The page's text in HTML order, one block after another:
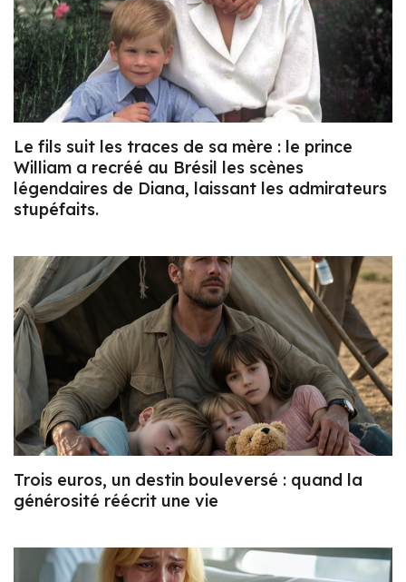
Le fils suit les traces de sa mère : le prince
William a recréé au Brésil les scènes
légendaires de Diana, laissant les admirateurs
stupéfaits.
Trois euros, un destin bouleversé : quand la
générosité réécrit une vie